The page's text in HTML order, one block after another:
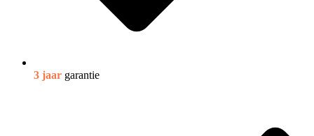
3 jaar garantie